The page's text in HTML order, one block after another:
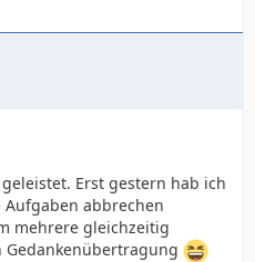
Erst gestern hab ich
abbrechen
mehrere gleichzeitig